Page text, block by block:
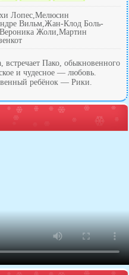
Лопес,Мелюсин
Вильм,Жан-Клод Боль-
Жоли,Мартин
Пако, обыкновенного
и чудесное — любовь.
ребёнок — Рики.